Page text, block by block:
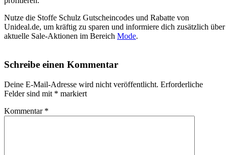
Nutze die Stoffe Schulz Gutscheincodes und Rabatte von
Unideal.de, um kräftig zu sparen und informiere dich zusätzlich über
aktuelle Sale-Aktionen im Bereich Mode.
Schreibe einen Kommentar
Deine E-Mail-Adresse wird nicht veröffentlicht. Erforderliche
Felder sind mit * markiert
Kommentar *